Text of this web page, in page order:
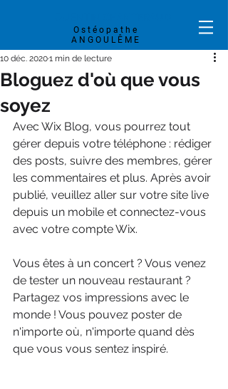
Ostéopathe
ANGOULÊME
Bloguez d'où que vous
soyez
10 déc. 20201 min de lecture
Avec Wix Blog, vous pourrez tout
gérer depuis votre téléphone : rédiger
des posts, suivre des membres, gérer
les commentaires et plus. Après avoir
publié, veuillez aller sur votre site live
depuis un mobile et connectez-vous
avec votre compte Wix.
Vous êtes à un concert ? Vous venez
de tester un nouveau restaurant ?
Partagez vos impressions avec le
monde ! Vous pouvez poster de
n'importe où, n'importe quand dès
que vous vous sentez inspiré.